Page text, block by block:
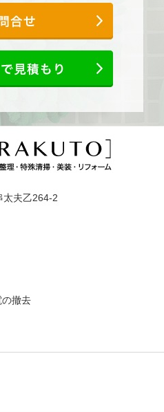
太夫乙264-2
の撤去